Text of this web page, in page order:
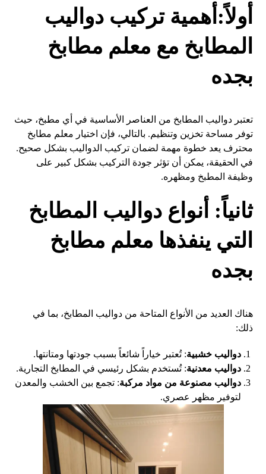
أولاً:أهمية تركيب دواليب
المطابخ مع معلم مطابخ
بجده
تعتبر دواليب المطابخ من العناصر الأساسية في أي مطبخ، حيث
توفر مساحة تخزين وتنظيم. بالتالي، فإن اختيار معلم مطابخ
محترف يعد خطوة مهمة لضمان تركيب الدواليب بشكل صحيح.
في الحقيقة، يمكن أن تؤثر جودة التركيب بشكل كبير على
وظيفة المطبخ ومظهره.
ثانياً: أنواع دواليب المطابخ
التي ينفذها معلم مطابخ
بجده
هناك العديد من الأنواع المتاحة من دواليب المطابخ، بما في
ذلك:
دواليب خشبية: تُعتبر خياراً شائعاً بسبب جودتها ومتانتها.
دواليب معدنية: تُستخدم بشكل رئيسي في المطابخ التجارية.
دواليب مصنوعة من مواد مركبة: تجمع بين الخشب والمعدن
لتوفير مظهر عصري.